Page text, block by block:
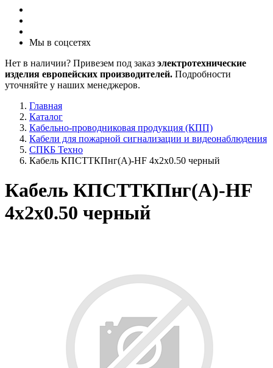
Мы в соцсетях
Нет в наличии? Привезем под заказ электротехнические
изделия европейских производителей. Подробности
уточняйте у наших менеджеров.
Главная
Каталог
Кабельно-проводниковая продукция (КПП)
Кабели для пожарной сигнализации и видеонаблюдения
СПКБ Техно
Кабель КПСТТКПнг(А)-HF 4х2х0.50 черный
Кабель КПСТТКПнг(А)-HF
4х2х0.50 черный